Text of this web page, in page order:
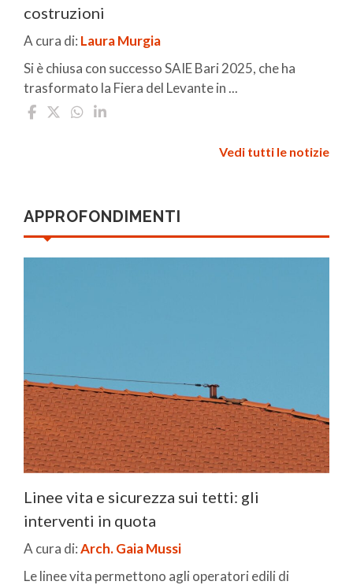
costruzioni
A cura di: Laura Murgia
Si è chiusa con successo SAIE Bari 2025, che ha
trasformato la Fiera del Levante in ...
Vedi tutti le notizie
APPROFONDIMENTI
Linee vita e sicurezza sui tetti: gli
interventi in quota
A cura di:Arch. Gaia Mussi
Le linee vita permettono agli operatori edili di